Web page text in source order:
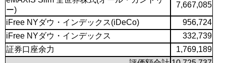
ー)
7,667,085
iFree NYダウ・インデックス(iDeCo)
956,724
iFree NYダウ・インデックス
332,739
証券口座余力
1,769,189